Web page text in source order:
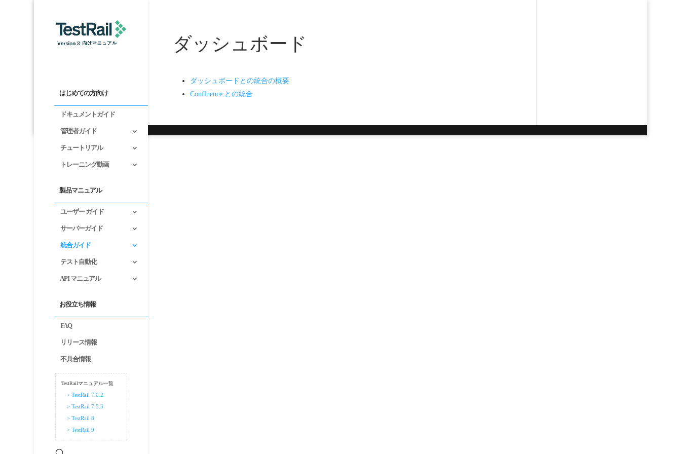
はじめての方向け
ドキュメントガイド
管理者ガイド
チュートリアル
トレーニング動画
製品マニュアル
ユーザー ガイド
サーバーガイド
統合ガイド
テスト自動化
API マニュアル
お役立ち情報
FAQ
リリース情報
不具合情報
TestRailマニュアル一覧
> TestRail 7.0.2
> TestRail 7.5.3
> TestRail 8
> TestRail 9
ダッシュボード
ダッシュボードとの統合の概要
Confluence との統合